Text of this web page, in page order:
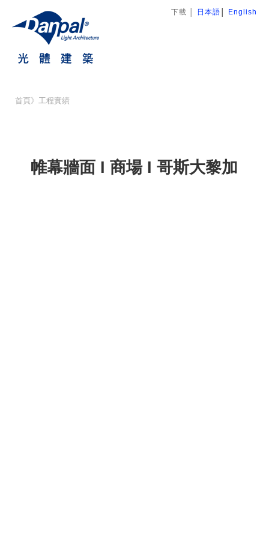
下載 日本語 English
首頁》 工程實績
帷幕牆面 I 商場 I 哥斯大黎加